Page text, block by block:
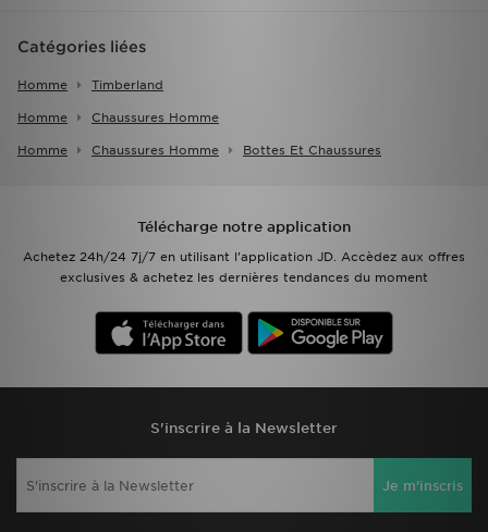
Catégories liées
Homme Timberland
Homme Chaussures Homme
Homme Chaussures Homme Bottes Et Chaussures
Télécharge notre application
Achetez 24h/24 7j/7 en utilisant l'application JD. Accèdez aux offres
exclusives & achetez les dernières tendances du moment
S'inscrire à la Newsletter
Je m'inscris